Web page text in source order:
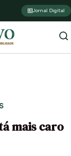
Jornal Digital
mais caro